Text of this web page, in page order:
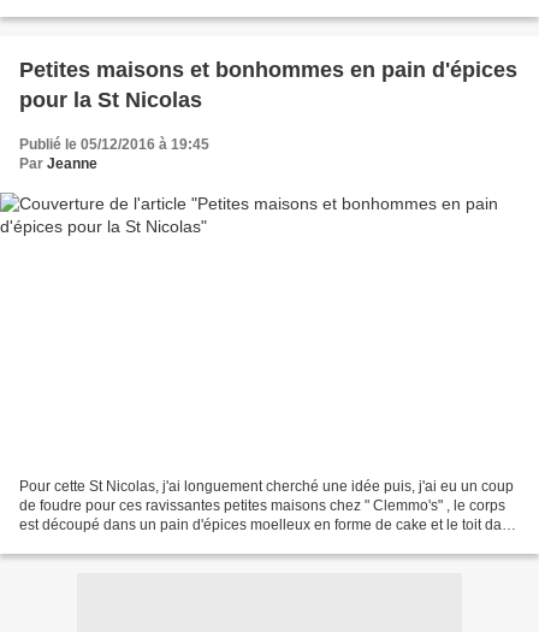
Petites maisons et bonhommes en pain d'épices
pour la St Nicolas
Publié le 05/12/2016 à 19:45
Par Jeanne
Pour cette St Nicolas, j'ai longuement cherché une idée puis, j'ai eu un coup
de foudre pour ces ravissantes petites maisons chez " Clemmo's" , le corps
est découpé dans un pain d'épices moelleux en forme de cake et le toit dans